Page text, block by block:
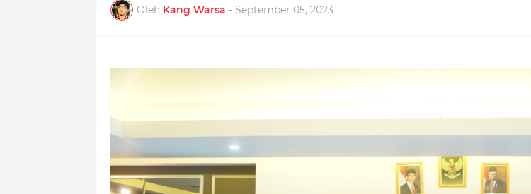
Oleh Kang Warsa - September 05, 2023